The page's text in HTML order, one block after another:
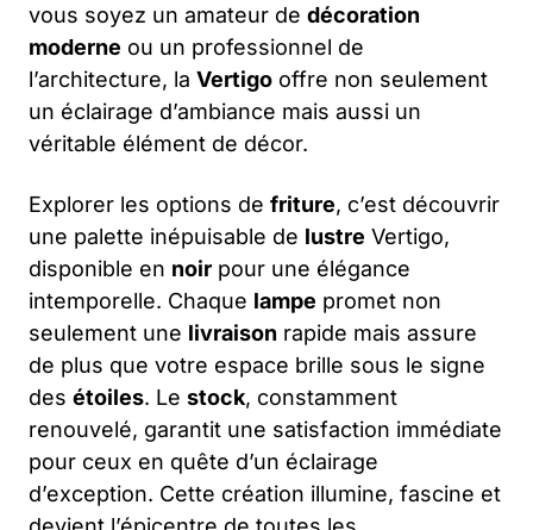
vous soyez un amateur de décoration
moderne ou un professionnel de
l’architecture, la Vertigo offre non seulement
un éclairage d’ambiance mais aussi un
véritable élément de décor.
Explorer les options de friture, c’est découvrir
une palette inépuisable de lustre Vertigo,
disponible en noir pour une élégance
intemporelle. Chaque lampe promet non
seulement une livraison rapide mais assure
de plus que votre espace brille sous le signe
des étoiles. Le stock, constamment
renouvelé, garantit une satisfaction immédiate
pour ceux en quête d’un éclairage
d’exception. Cette création illumine, fascine et